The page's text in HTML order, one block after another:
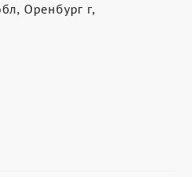
Оренбург г,